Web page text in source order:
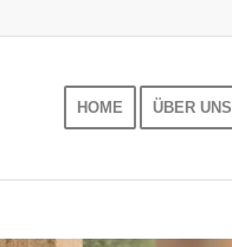
HOME ÜBER UNS